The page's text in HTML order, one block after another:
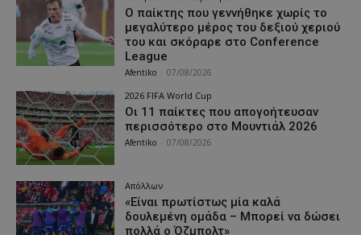
Ο παίκτης που γεννήθηκε χωρίς το
μεγαλύτερο μέρος του δεξιού χεριού
του και σκόραρε στο Conference
League
Afentiko 07/08/2026
2026 FIFA World Cup
Οι 11 παίκτες που απογοήτευσαν
περισσότερο στο Μουντιάλ 2026
Afentiko 07/08/2026
Απόλλων
«Είναι πρωτίστως μία καλά
δουλεμένη ομάδα – Μπορεί να δώσει
πολλά ο Όζμπολτ»